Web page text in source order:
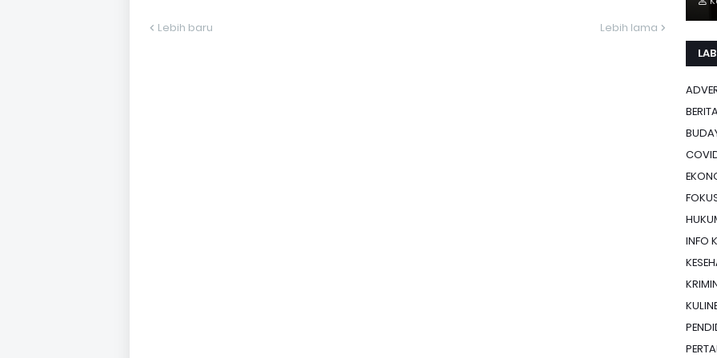
Lebih baru Lebih lama
INFO